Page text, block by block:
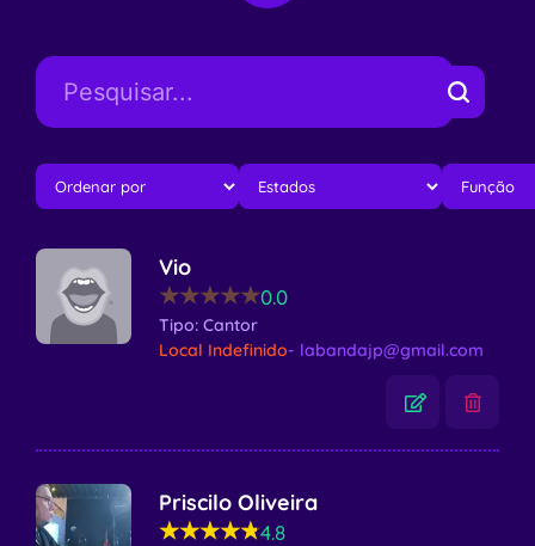
Vio
★★★★★
★★★★★0.0
Tipo: Cantor
Local Indefinido- labandajp@gmail.com
Priscilo Oliveira
★★★★★
★★★★★4.8